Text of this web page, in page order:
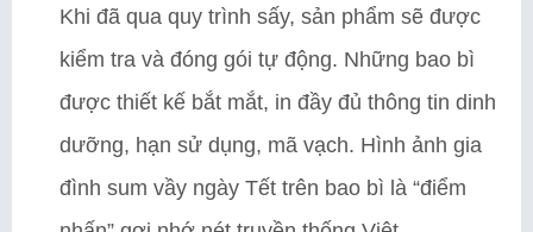
Khi đã qua quy trình sấy, sản phẩm sẽ được
kiểm tra và đóng gói tự động. Những bao bì
được thiết kế bắt mắt, in đầy đủ thông tin dinh
dưỡng, hạn sử dụng, mã vạch. Hình ảnh gia
đình sum vầy ngày Tết trên bao bì là “điểm